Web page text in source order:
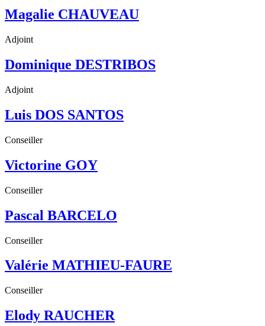
Magalie CHAUVEAU
Adjoint
Dominique DESTRIBOS
Adjoint
Luis DOS SANTOS
Conseiller
Victorine GOY
Conseiller
Pascal BARCELO
Conseiller
Valérie MATHIEU-FAURE
Conseiller
Elody RAUCHER